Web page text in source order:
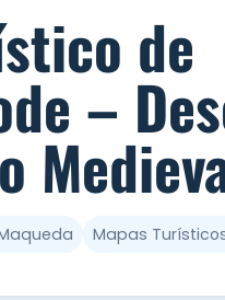
de
–
Mapas